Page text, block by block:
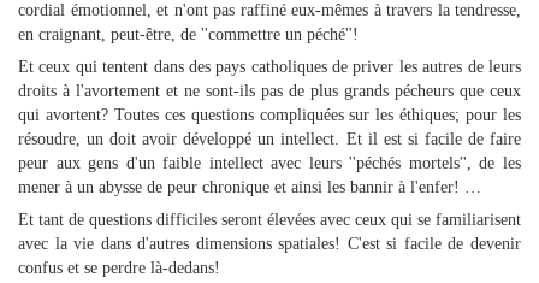
cordial émotionnel, et n'ont pas raffiné eux-mêmes à travers la tendresse,
en craignant, peut-être, de ''commettre un péché''!
Et ceux qui tentent dans des pays catholiques de priver les autres de leurs
droits à l'avortement et ne sont-ils pas de plus grands pécheurs que ceux
qui avortent? Toutes ces questions compliquées sur les éthiques; pour les
résoudre, un doit avoir développé un intellect. Et il est si facile de faire
peur aux gens d'un faible intellect avec leurs ''péchés mortels'', de les
mener à un abysse de peur chronique et ainsi les bannir à l'enfer! …
Et tant de questions difficiles seront élevées avec ceux qui se familiarisent
avec la vie dans d'autres dimensions spatiales! C'est si facile de devenir
confus et se perdre là-dedans!